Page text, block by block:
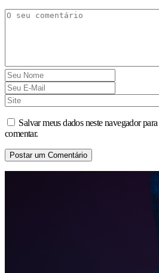
Salvar meus dados neste navegador
comentar.